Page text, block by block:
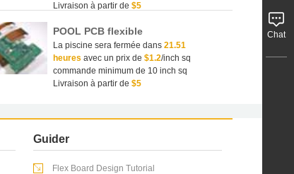
Chat
Livraison à partir de$5
POOL PCB flexible
La piscine sera fermée dans21.51
heures avec un prix de$1.2/inch sq
commande minimum de 10 inch sq
Livraison à partir de$5
Guider
Flex Board Design Tutorial